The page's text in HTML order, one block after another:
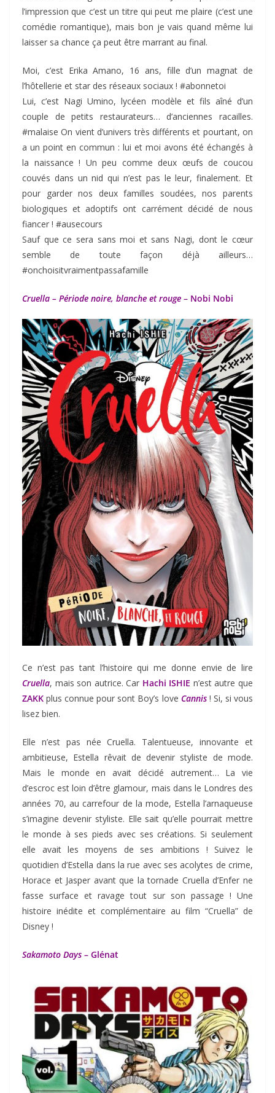
l’impression que c’est un titre qui peut me plaire (c’est une
comédie romantique), mais bon je vais quand même lui
laisser sa chance ça peut être marrant au final.
Moi, c’est Erika Amano, 16 ans, fille d’un magnat de
l’hôtellerie et star des réseaux sociaux ! #abonnetoi
Lui, c’est Nagi Umino, lycéen modèle et fils aîné d’un
couple de petits restaurateurs… d’anciennes racailles.
#malaise On vient d’univers très différents et pourtant, on
a un point en commun : lui et moi avons été échangés à
la naissance ! Un peu comme deux œufs de coucou
couvés dans un nid qui n’est pas le leur, finalement. Et
pour garder nos deux familles soudées, nos parents
biologiques et adoptifs ont carrément décidé de nous
fiancer ! #ausecours
Sauf que ce sera sans moi et sans Nagi, dont le cœur
semble de toute façon déjà ailleurs…
#onchoisitvraimentpassafamille
Cruella – Période noire, blanche et rouge – Nobi Nobi
Ce n’est pas tant l’histoire qui me donne envie de lire
Cruella, mais son autrice. Car Hachi ISHIE n’est autre que
ZAKK plus connue pour sont Boy’s love Cannis! Si, si vous
lisez bien.
Elle n’est pas née Cruella. Talentueuse, innovante et
ambitieuse, Estella rêvait de devenir styliste de mode.
Mais le monde en avait décidé autrement… La vie
d’escroc est loin d’être glamour, mais dans le Londres des
années 70, au carrefour de la mode, Estella l’arnaqueuse
s’imagine devenir styliste. Elle sait qu’elle pourrait mettre
le monde à ses pieds avec ses créations. Si seulement
elle avait les moyens de ses ambitions ! Suivez le
quotidien d’Estella dans la rue avec ses acolytes de crime,
Horace et Jasper avant que la tornade Cruella d’Enfer ne
fasse surface et ravage tout sur son passage ! Une
histoire inédite et complémentaire au film “Cruella” de
Disney !
Sakamoto Days – Glénat